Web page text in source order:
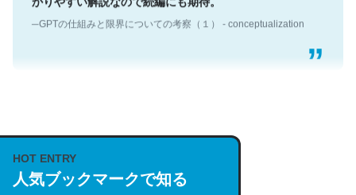
─GPTの仕組みと限界についての考察（１） - conceptualization
説してる記事が少ないので貴重な良記事。/続編来た
https://isobe324649.hatenablog.com/entry/2023/03/27
/064121
HOT ENTRY
人気ブックマークで知る